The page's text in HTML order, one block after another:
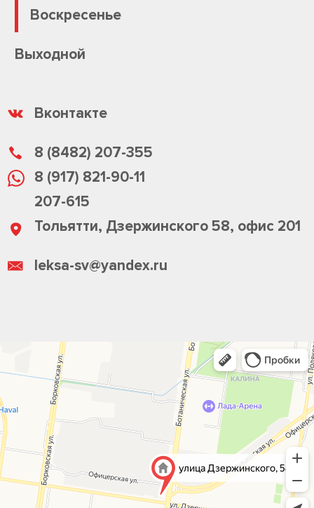
Воскресенье
Выходной
Вконтакте
8 (8482) 207-355
8 (917) 821-90-11
207-615
Тольятти, Дзержинского 58, офис 201
leksa-sv@yandex.ru